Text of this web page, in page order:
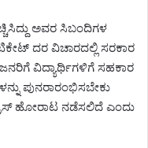
ಅವರ ಸಿಬಂದಿಗಳ
ದರ ವಿಚಾರದಲ್ಲಿ ಸರಕಾರ
ವಿದ್ಯಾರ್ಥಿಗಳಿಗೆ ಸಹಕಾರ
ಪುನರಾರಂಭಿಸಬೇಕು
ಹೋರಾಟ ನಡೆಸಲಿದೆ ಎಂದು